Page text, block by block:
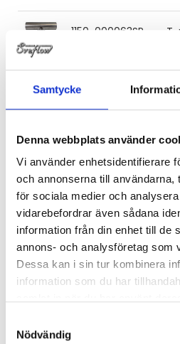
Samtycke
Denna webbplats använder
Vi använder enhetsidentifierare
och annonserna till användarna,
för sociala medier och
vidarebefordrar även sådana
information från din enhet till de
annons- och analysföretag som
Dessa kan i sin tur kombinera
information som du har
Nödvändig
1150-000063SP T-
1150-000102SP
1150-DIN010/1S T-
1150-DIN015/1S T-
1150-DIN020S/1 T-